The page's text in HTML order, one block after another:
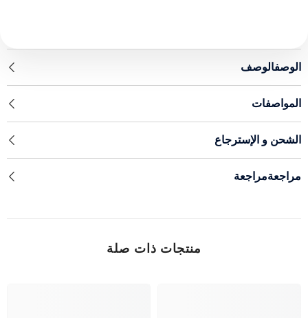
الوصفالوصف
المواصفات
الشحن و الإسترجاع
مراجعةمراجعة
منتجات ذات صلة